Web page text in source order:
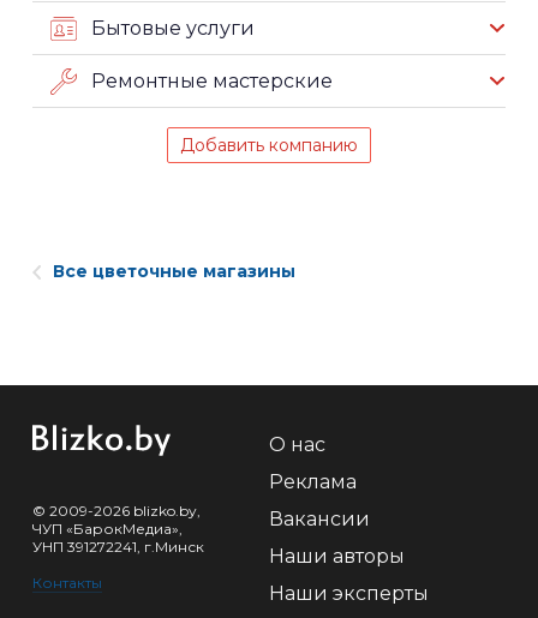
Бытовые услуги
Ремонтные мастерские
Добавить компанию
Все цветочные магазины
© 2009-2026 blizko.by,
ЧУП «БарокМедиа»,
УНП 391272241, г.Минск
Контакты
О нас
Реклама
Вакансии
Наши авторы
Наши эксперты